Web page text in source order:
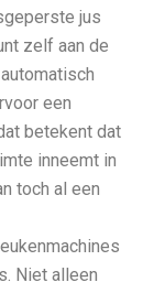
jus
zelf aan de
een
betekent dat
inneemt in
toch al een
Niet alleen